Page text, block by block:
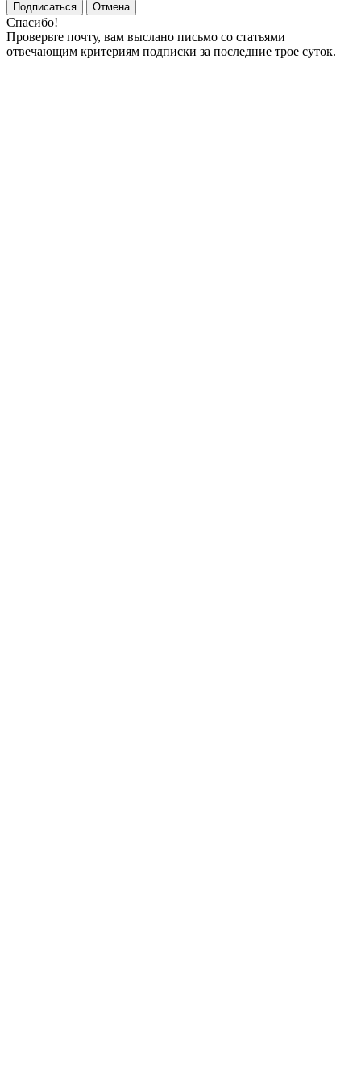
Подписаться
Отмена
Спасибо!
Проверьте почту, вам выслано письмо со статьями
отвечающим критериям подписки за последние трое суток.